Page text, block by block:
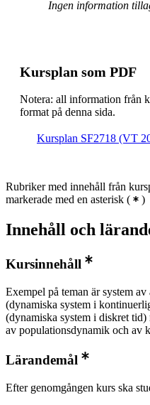
Ingen information
Kursplan som PDF
Notera: all information från
format på denna sida.
Kursplan SF2718 (VT
Rubriker med innehåll från
markerade med en asterisk ( )
Innehåll och
Kursinnehåll
Exempel på teman är system
(dynamiska system i
(dynamiska system i diskret
av populationsdynamik och av
Lärandemål
Efter genomgången kurs ska